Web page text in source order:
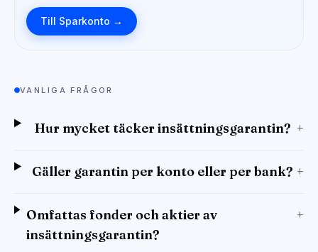
Till Sparkonto →
VANLIGA FRÅGOR
Hur mycket täcker insättningsgarantin? +
Gäller garantin per konto eller per bank? +
Omfattas fonder och aktier av
insättningsgarantin?
+